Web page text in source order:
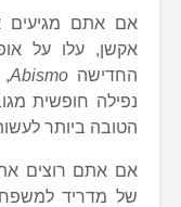
אם אתם מגיעים
אקשן, עלו על
החדישהAbismo
,
נפילה חופשית מגובה 63
הטובה ביותר
אם אתם רוצים
של מדריד